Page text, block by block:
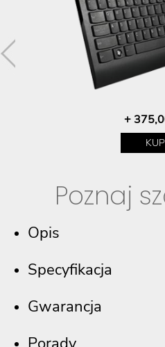
+
KUP
Poznaj
Opis
Specyfikacja
Gwarancja